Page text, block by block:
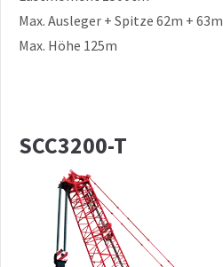
Max. Ausleger + Spitze 62m + 63m
Max. Höhe 125m
SCC3200-T